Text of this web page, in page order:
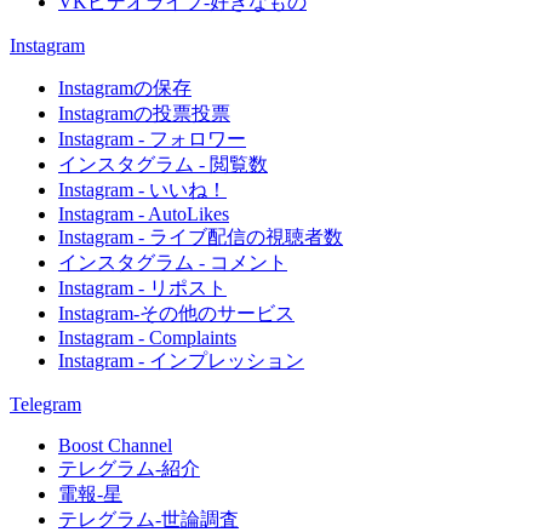
Instagram
Instagramの保存
Instagramの投票投票
Instagram - フォロワー
インスタグラム - 閲覧数
Instagram - いいね！
Instagram - AutoLikes
Instagram - ライブ配信の視聴者数
インスタグラム - コメント
Instagram - リポスト
Instagram-その他のサービス
Instagram - Complaints
Instagram - インプレッション
Telegram
Boost Channel
テレグラム-紹介
電報-星
テレグラム-世論調査